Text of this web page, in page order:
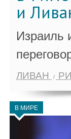
и
Израиль
ЛИВАН
В МИРЕ